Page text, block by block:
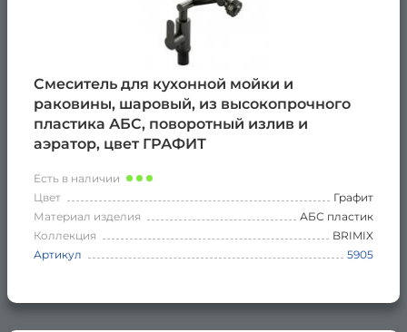
Смеситель для кухонной мойки и
раковины, шаровый, из высокопрочного
пластика АБС, поворотный излив и
аэратор, цвет ГРАФИТ
Есть в наличии
Цвет
Графит
Материал изделия
АБС пластик
Коллекция
BRIMIX
Артикул
5905